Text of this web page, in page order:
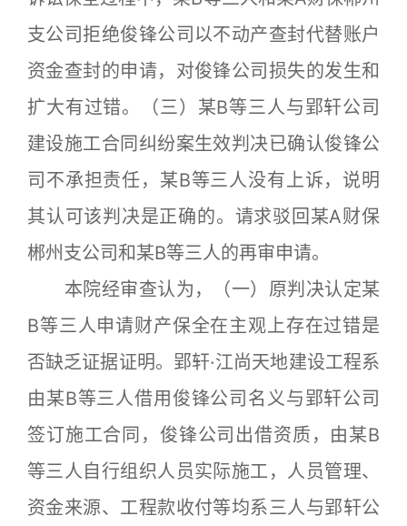
支公司拒绝俊锋公司以不动产查封代替账户
资金查封的申请，对俊锋公司损失的发生和
扩大有过错。（三）某B等三人与郢轩公司
建设施工合同纠纷案生效判决已确认俊锋公
司不承担责任，某B等三人没有上诉，说明
其认可该判决是正确的。请求驳回某A财保
郴州支公司和某B等三人的再审申请。
本院经审查认为，（一）原判决认定某
B等三人申请财产保全在主观上存在过错是
否缺乏证据证明。郢轩·江尚天地建设工程系
由某B等三人借用俊锋公司名义与郢轩公司
签订施工合同，俊锋公司出借资质，由某B
等三人自行组织人员实际施工，人员管理、
资金来源、工程款收付等均系三人与郢轩公